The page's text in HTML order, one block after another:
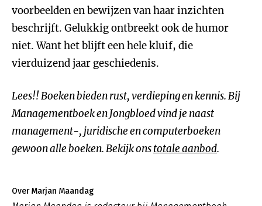
voorbeelden en bewijzen van haar inzichten
beschrijft. Gelukkig ontbreekt ook de humor
niet. Want het blijft een hele kluif, die
vierduizend jaar geschiedenis.
Lees!! Boeken bieden rust, verdieping en kennis. Bij
Managementboek en Jongbloed vind je naast
management-, juridische en computerboeken
gewoon alle boeken. Bekijk onstotale aanbod.
Over Marjan Maandag